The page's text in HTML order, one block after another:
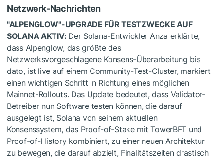
Netzwerk-Nachrichten
"ALPENGLOW"-UPGRADE FÜR TESTZWECKE AUF
SOLANA AKTIV: Der Solana-Entwickler Anza erklärte,
dass Alpenglow, das größte des
Netzwerksvorgeschlagene Konsens-Überarbeitung bis
dato, ist live auf einem Community-Test-Cluster, markiert
einen wichtigen Schritt in Richtung eines möglichen
Mainnet-Rollouts. Das Update bedeutet, dass Validator-
Betreiber nun Software testen können, die darauf
ausgelegt ist, Solana von seinem aktuellen
Konsenssystem, das Proof-of-Stake mit TowerBFT und
Proof-of-History kombiniert, zu einer neuen Architektur
zu bewegen, die darauf abzielt, Finalitätszeiten drastisch